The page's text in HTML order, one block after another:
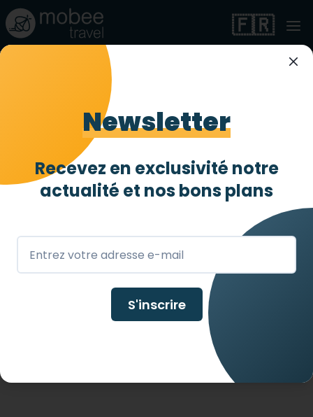
🇫🇷
Magnifique villa
adaptée PMR à
Monticello
Entièrement accessible4 abeilles/ 4
Monticello ,FR
Newsletter
Recevez en exclusivité notre
actualité et nos bons plans
S'inscrire